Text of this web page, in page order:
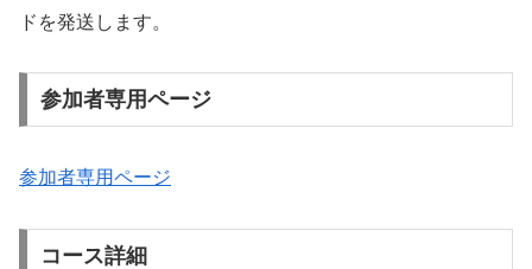
ドを発送します。
参加者専用ページ
参加者専用ページ
コース詳細